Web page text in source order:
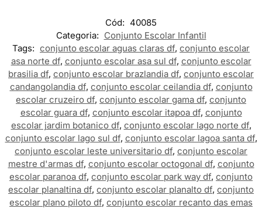
Cód: 40085
Categoria: Conjunto Escolar Infantil
Tags: conjunto escolar aguas claras df, conjunto escolar
asa norte df, conjunto escolar asa sul df, conjunto escolar
brasilia df, conjunto escolar brazlandia df, conjunto escolar
candangolandia df, conjunto escolar ceilandia df, conjunto
escolar cruzeiro df, conjunto escolar gama df, conjunto
escolar guara df, conjunto escolar itapoa df, conjunto
escolar jardim botanico df, conjunto escolar lago norte df,
conjunto escolar lago sul df, conjunto escolar lagoa santa df,
conjunto escolar leste universitario df, conjunto escolar
mestre d'armas df, conjunto escolar octogonal df, conjunto
escolar paranoa df, conjunto escolar park way df, conjunto
escolar planaltina df, conjunto escolar planalto df, conjunto
escolar plano piloto df, conjunto escolar recanto das emas